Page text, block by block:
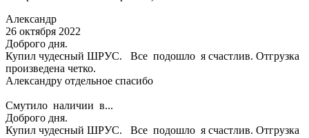
Александр
26 октября 2022
Доброго дня.
Купил чудесный ШРУС. Все подошло я счастлив. Отгрузка
произведена четко.
Александру отдельное спасибо
Смутило наличии в...
Доброго дня.
Купил чудесный ШРУС. Все подошло я счастлив. Отгрузка